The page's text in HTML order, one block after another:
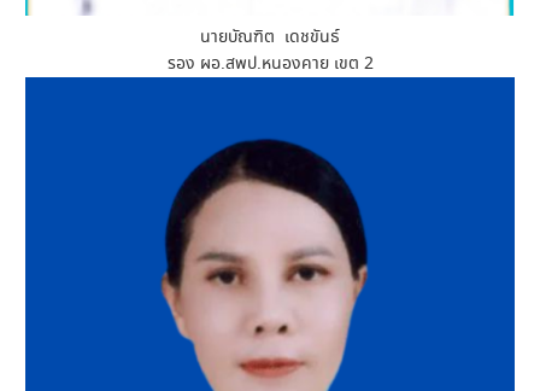
นายบัณฑิต เดชขันธ์
รอง ผอ.สพป.หนองคาย เขต 2